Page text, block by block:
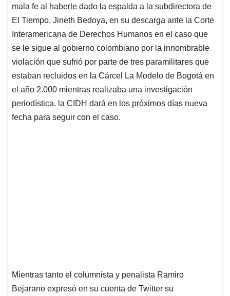
p
p
o
k
I
n
s
mala fe al haberle dado la espalda a la subdirectora de
El Tiempo, Jineth Bedoya, en su descarga ante la Corte
Interamericana de Derechos Humanos en el caso que
se le sigue al gobierno colombiano por la innombrable
violación que sufrió por parte de tres paramilitares que
estaban recluidos en la Cárcel La Modelo de Bogotá en
el año 2.000 mientras realizaba una investigación
periodística. la CIDH dará en los próximos días nueva
fecha para seguir con el caso.
Mientras tanto el columnista y penalista Ramiro
Bejarano expresó en su cuenta de Twitter su